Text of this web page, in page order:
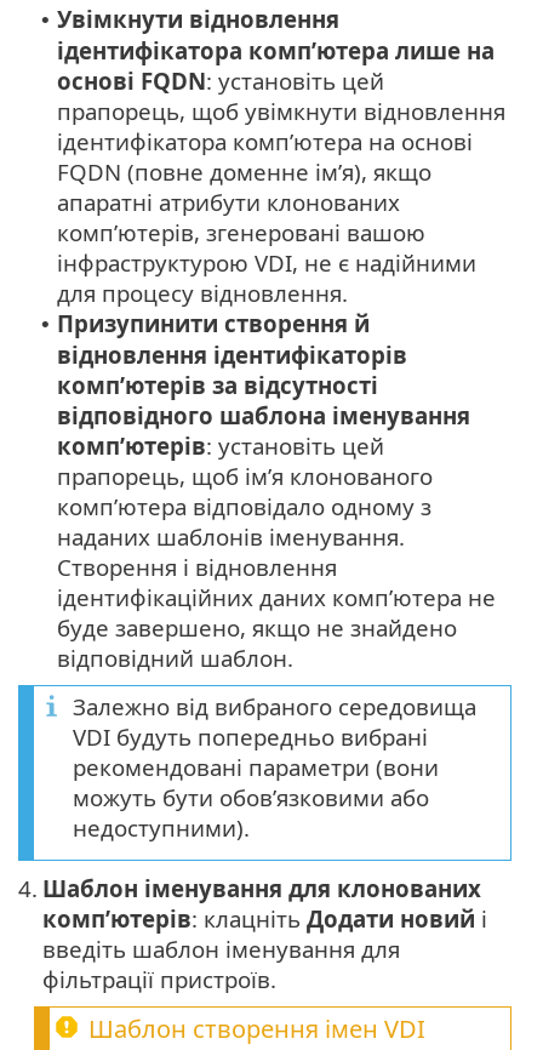
• Увімкнути відновлення
ідентифікатора комп’ютера лише на
основі FQDN: установіть цей
прапорець, щоб увімкнути відновлення
ідентифікатора комп’ютера на основі
FQDN (повне доменне ім’я), якщо
апаратні атрибути клонованих
комп’ютерів, згенеровані вашою
інфраструктурою VDI, не є надійними
для процесу відновлення.
• Призупинити створення й
відновлення ідентифікаторів
комп’ютерів за відсутності
відповідного шаблона іменування
комп’ютерів: установіть цей
прапорець, щоб ім’я клонованого
комп’ютера відповідало одному з
наданих шаблонів іменування.
Створення і відновлення
ідентифікаційних даних комп’ютера не
буде завершено, якщо не знайдено
відповідний шаблон.
Залежно від вибраного середовища
VDI будуть попередньо вибрані
рекомендовані параметри (вони
можуть бути обов’язковими або
недоступними).
4. Шаблон іменування для клонованих
комп’ютерів: клацніть Додати новий і
введіть шаблон іменування для
фільтрації пристроїв.
Шаблон створення імен VDI